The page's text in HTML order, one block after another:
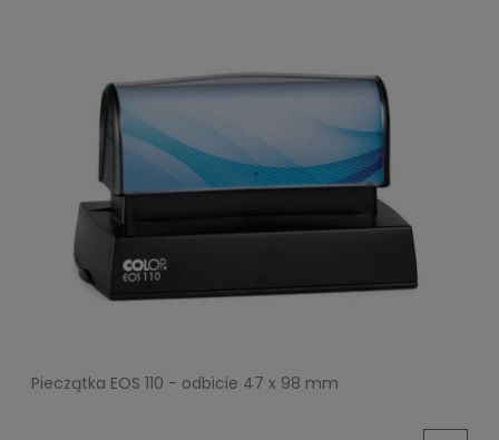
Pieczątka EOS 110 - odbicie 47 x 98 mm